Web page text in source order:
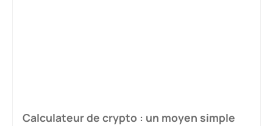
Calculateur de crypto : un moyen simple